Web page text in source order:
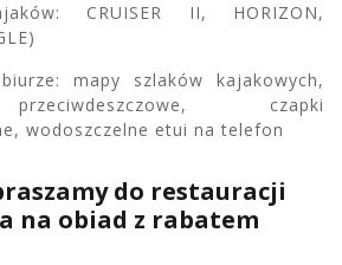
CRUISER II, HORIZON,
mapy szlaków kajakowych,
czapki
wodoszczelne etui na telefon
do restauracji
na obiad z rabatem